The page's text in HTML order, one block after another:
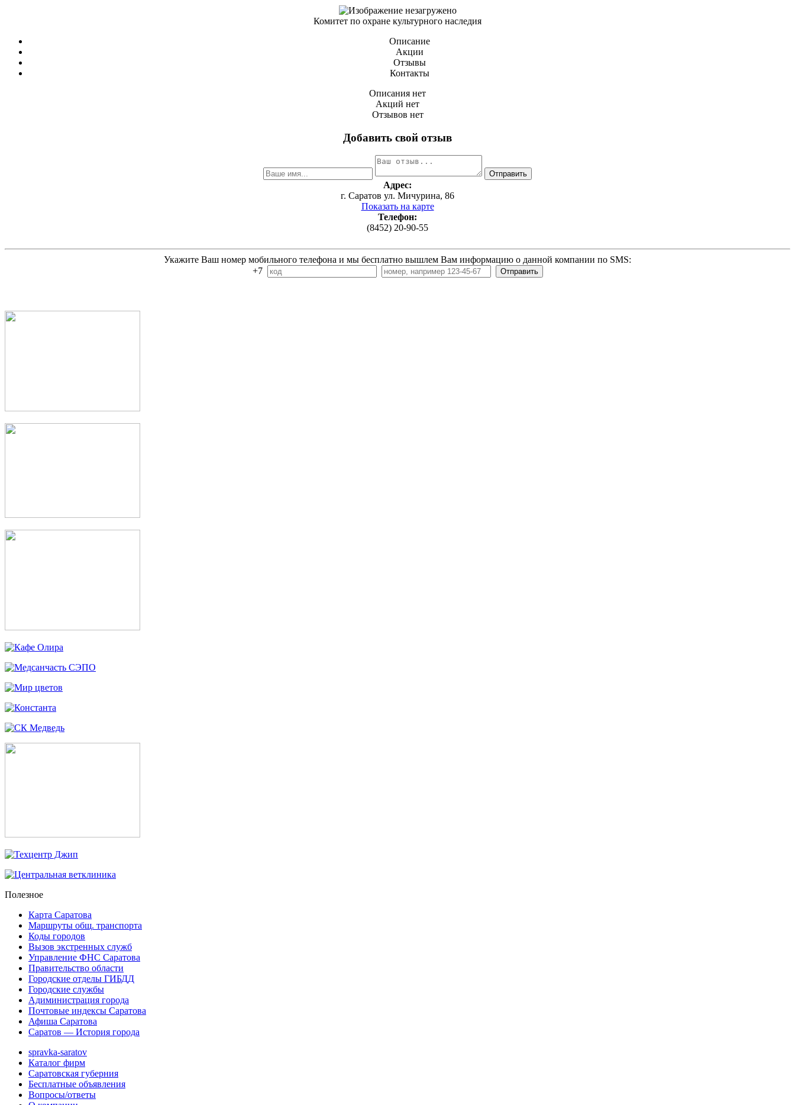
Комитет по охране культурного наследия
Описание
Акции
Отзывы
Контакты
Описания нет
Акций нет
Отзывов нет
Добавить свой отзыв
Адрес:
г. Саратов ул. Мичурина, 86
Показать на карте
Телефон:
(8452) 20-90-55
Укажите Ваш номер мобильного телефона и мы бесплатно вышлем Вам информацию о данной компании по SMS:
+7
Полезное
Карта Саратова
Маршруты общ. транспорта
Коды городов
Вызов экстренных служб
Управление ФНС Саратова
Правительство области
Городские отделы ГИБДД
Городские службы
Адиминистрация города
Почтовые индексы Саратова
Афиша Саратова
Саратов — История города
spravka-saratov
Каталог фирм
Саратовская губерния
Бесплатные объявления
Вопросы/ответы